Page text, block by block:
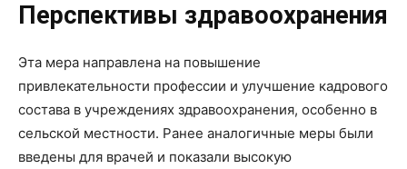
Перспективы здравоохранения
Эта мера направлена на повышение
привлекательности профессии и улучшение кадрового
состава в учреждениях здравоохранения, особенно в
сельской местности. Ранее аналогичные меры были
введены для врачей и показали высокую